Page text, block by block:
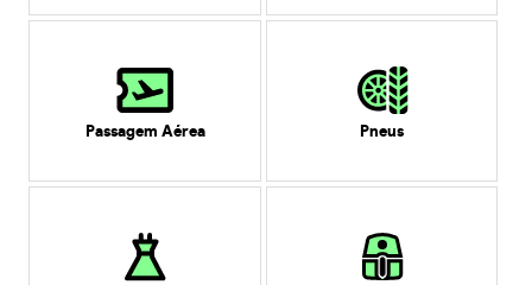
Passagem Aérea Pneus